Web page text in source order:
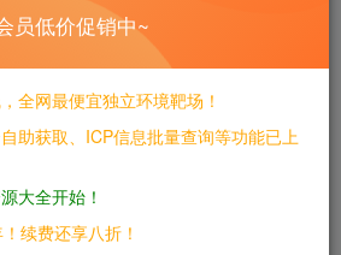
洩露用戶名，以及管理id。然後可以
默認密碼123456
HTTP/1.1
员低价促销中~
全网最便宜独立环境靶场！
助获取、ICP信息批量查询等功能已上
大全开始！
续费还享八折！